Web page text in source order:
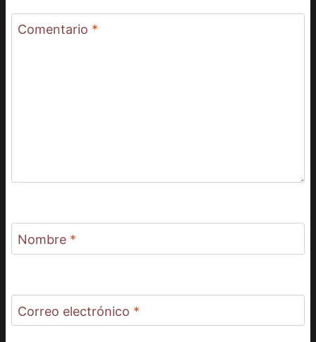
Comentario *
Nombre *
Correo electrónico *